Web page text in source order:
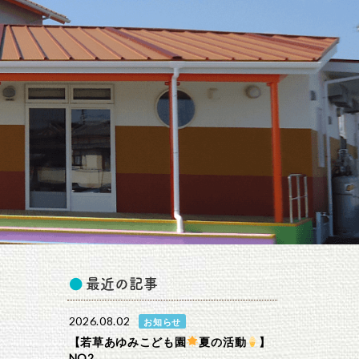
最近の記事
2026.08.02 お知らせ
【若草あゆみこども園 夏の活動
】